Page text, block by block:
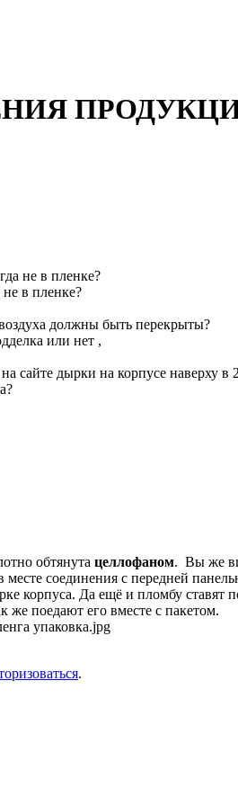
не в пленке?
в пленке?
должны быть перекрыты?
или нет ,
сайте дырки на корпусе наверху
обтянута целлофаном. Вы же
соединения с передней
корпуса. Да ещё и пломбу ставят
же поедают его вместе с пакетом.
.